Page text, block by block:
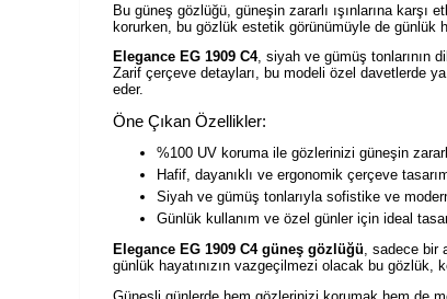
Bu güneş gözlüğü, güneşin zararlı ışınlarına karşı
korurken, bu gözlük estetik görünümüyle de günlük
Elegance EG 1909 C4, siyah ve gümüş tonlarının
Zarif çerçeve detayları, bu modeli özel davetlerde
eder.
Öne Çıkan Özellikler:
%100 UV koruma ile gözlerinizi güneşin
Hafif, dayanıklı ve ergonomik çerçeve
Siyah ve gümüş tonlarıyla sofistike ve
Günlük kullanım ve özel günler için ideal
Elegance EG 1909 C4 güneş gözlüğü , sadece bir
günlük hayatınızın vazgeçilmezi olacak bu gözlük,